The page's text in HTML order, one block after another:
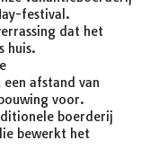
festival.
dat het
huis.
afstand van
voor.
boerderij
bewerkt het